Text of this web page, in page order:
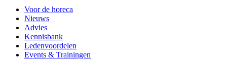
Voor de horeca
Nieuws
Advies
Kennisbank
Ledenvoordelen
Events & Trainingen